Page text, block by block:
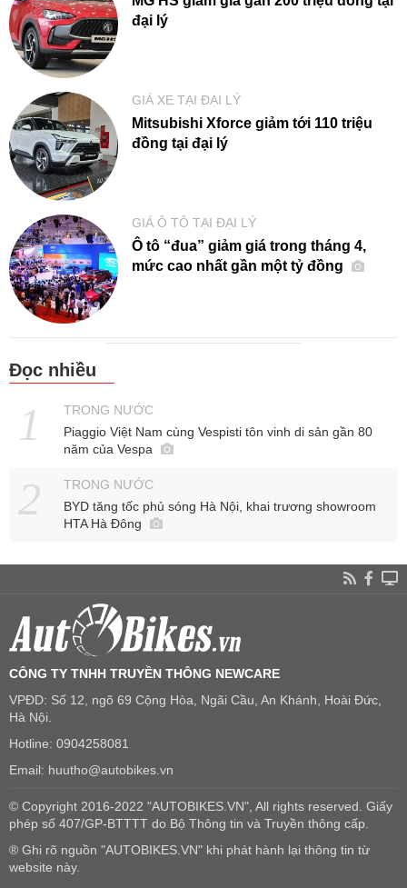
đại lý
GIÁ XE TẠI ĐẠI LÝ
Mitsubishi Xforce giảm tới 110 triệu
đồng tại đại lý
GIÁ Ô TÔ TẠI ĐẠI LÝ
Ô tô “đua” giảm giá trong tháng 4,
mức cao nhất gần một tỷ đồng
Đọc nhiều
TRONG NƯỚC
Piaggio Việt Nam cùng Vespisti tôn vinh di sản gần 80
năm của Vespa
TRONG NƯỚC
BYD tăng tốc phủ sóng Hà Nội, khai trương showroom
HTA Hà Đông
CÔNG TY TNHH TRUYỀN THÔNG NEWCARE
VPĐD: Số 12, ngõ 69 Cộng Hòa, Ngãi Cầu, An Khánh, Hoài Đức,
Hà Nội.
Hotline: 0904258081
Email: huutho@autobikes.vn
© Copyright 2016-2022 "AUTOBIKES.VN", All rights reserved. Giấy
phép số 407/GP-BTTTT do Bộ Thông tin và Truyền thông cấp.
® Ghi rõ nguồn "AUTOBIKES.VN" khi phát hành lại thông tin từ
website này.